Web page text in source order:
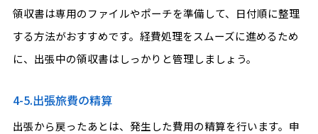
領収書は専用のファイルやポーチを準備して、日付順に整理
する方法がおすすめです。経費処理をスムーズに進めるため
に、出張中の領収書はしっかりと管理しましょう。
4-5.出張旅費の精算
出張から戻ったあとは、発生した費用の精算を行います。申